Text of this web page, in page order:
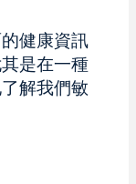
健康資訊
是在一種
解我們敏